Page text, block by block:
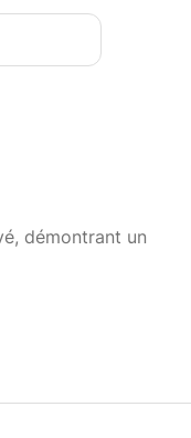
démontrant un